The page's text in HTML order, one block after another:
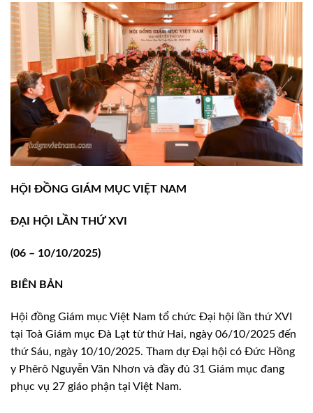
HỘI ĐỒNG GIÁM MỤC VIỆT NAM
ĐẠI HỘI LẦN THỨ XVI
(06 – 10/10/2025)
BIÊN BẢN
Hội đồng Giám mục Việt Nam tổ chức Đại hội lần thứ XVI
tại Toà Giám mục Đà Lạt từ thứ Hai, ngày 06/10/2025 đến
thứ Sáu, ngày 10/10/2025. Tham dự Đại hội có Đức Hồng
y Phêrô Nguyễn Văn Nhơn và đầy đủ 31 Giám mục đang
phục vụ 27 giáo phận tại Việt Nam.